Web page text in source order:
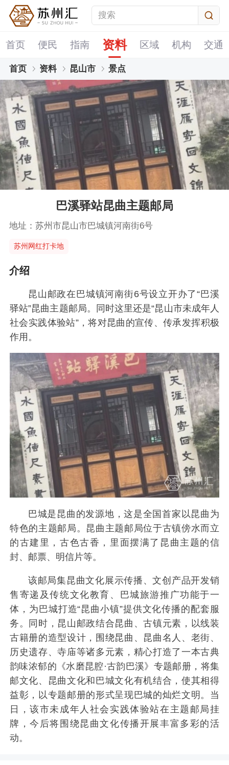
首页 便民 指南 资料 区域 机构 交通
首页 资料 昆山市 景点
巴溪驿站昆曲主题邮局
地址：苏州市昆山市巴城镇河南街6号
苏州网红打卡地
介绍
昆山邮政在巴城镇河南街6号设立开办了“巴溪
驿站”昆曲主题邮局。同时这里还是“昆山市未成年人
社会实践体验站”，将对昆曲的宣传、传承发挥积极
作用。
巴城是昆曲的发源地，这是全国首家以昆曲为
特色的主题邮局。昆曲主题邮局位于古镇傍水而立
的古建里，古色古香，里面摆满了昆曲主题的信
封、邮票、明信片等。
该邮局集昆曲文化展示传播、文创产品开发销
售寄递及传统文化教育、巴城旅游推广功能于一
体，为巴城打造“昆曲小镇”提供文化传播的配套服
务。同时，昆山邮政结合昆曲、古镇元素，以线装
古籍册的造型设计，围绕昆曲、昆曲名人、老街、
历史遗存、寺庙等诸多元素，精心打造了一本古典
韵味浓郁的《水磨昆腔·古韵巴溪》专题邮册，将集
邮文化、昆曲文化和巴城文化有机结合，使其相得
益彰，以专题邮册的形式呈现巴城的灿烂文明。当
日，该市未成年人社会实践体验站在主题邮局挂
牌，今后将围绕昆曲文化传播开展丰富多彩的活
动。